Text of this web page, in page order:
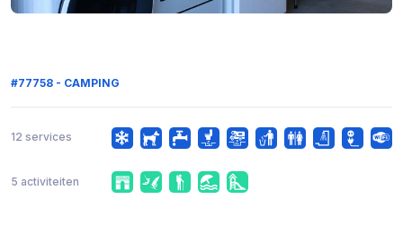
#77758 - CAMPING
12 services
5 activiteiten